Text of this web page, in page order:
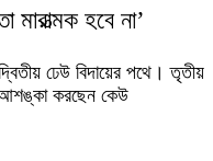
হবে না’
ঢেউ বিদায়ের পথে। তৃতীয়
আশঙ্কা করছেন কেউ